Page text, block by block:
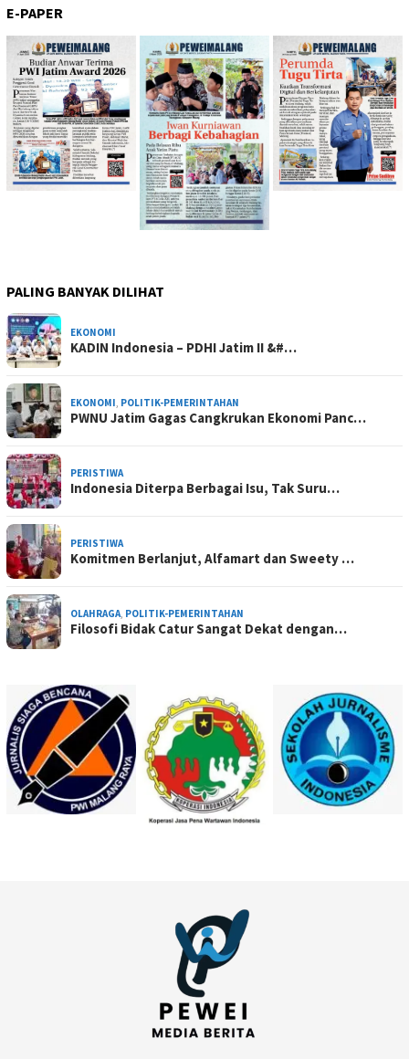
E-PAPER
PALING BANYAK DILIHAT
EKONOMI
KADIN Indonesia – PDHI Jatim II &#…
EKONOMI, POLITIK-PEMERINTAHAN
PWNU Jatim Gagas Cangkrukan Ekonomi Panc…
PERISTIWA
Indonesia Diterpa Berbagai Isu, Tak Suru…
PERISTIWA
Komitmen Berlanjut, Alfamart dan Sweety …
OLAHRAGA, POLITIK-PEMERINTAHAN
Filosofi Bidak Catur Sangat Dekat dengan…